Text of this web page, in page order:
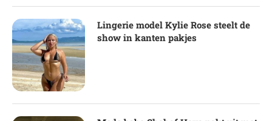
Lingerie model Kylie Rose steelt de
show in kanten pakjes